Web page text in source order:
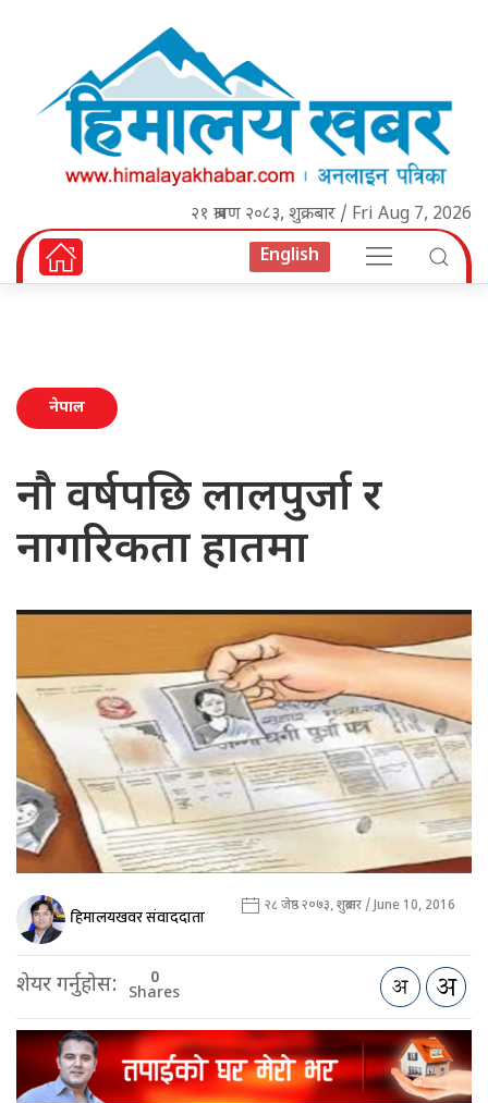
२१ श्रावण २०८३, शुक्रबार / Fri Aug 7, 2026
English
नेपाल
नौ वर्षपछि लालपुर्जा र
नागरिकता हातमा
हिमालयखवर संवाददाता २८ जेष्ठ २०७३, शुक्रबार / June 10, 2016
शेयर गर्नुहोस: 0
Shares